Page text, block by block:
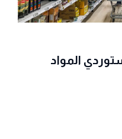
المواد